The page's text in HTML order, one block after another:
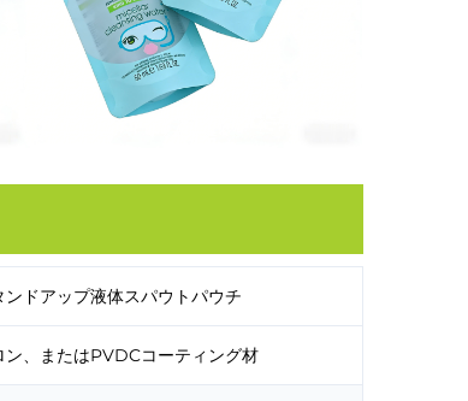
ドアップ液体スパウトパウチ
、またはPVDCコーティング材